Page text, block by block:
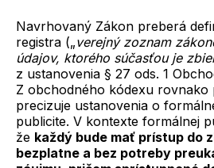
Navrhovaný Zákon preberá
registra („verejný zoznam
údajov, ktorého súčasťou je
z ustanovenia § 27 ods. 1
Z obchodného kódexu rovnako
precizuje ustanovenia o
publicite. V kontexte formálnej
že každý bude mať prístup do
bezplatne a bez potreby